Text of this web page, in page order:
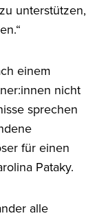
unterstützen,
einem
nicht
sprechen
für einen
Pataky.
alle